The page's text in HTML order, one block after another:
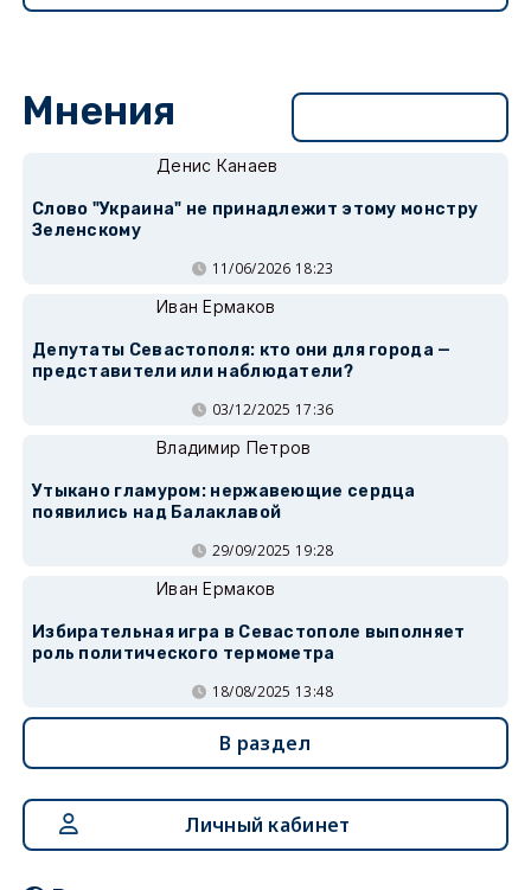
Мнения
Денис Канаев
Слово "Украина" не принадлежит этому монстру
Зеленскому
11/06/2026 18:23
Иван Ермаков
Депутаты Севастополя: кто они для города —
представители или наблюдатели?
03/12/2025 17:36
Владимир Петров
Утыкано гламуром: нержавеющие сердца
появились над Балаклавой
29/09/2025 19:28
Иван Ермаков
Избирательная игра в Севастополе выполняет
роль политического термометра
18/08/2025 13:48
В раздел
Личный кабинет